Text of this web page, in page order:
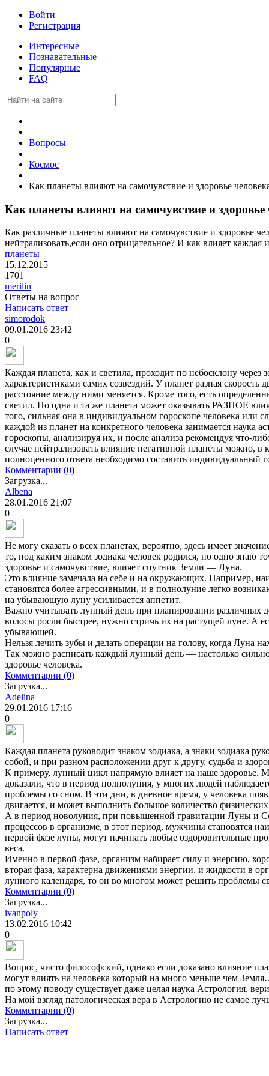
Войти
Регистрация
Интересные
Познавательные
Популярные
FAQ
Вопросы
Космос
Как планеты влияют на самочувствие и здоровье
Как планеты влияют на самочувствие и здоровье
Как различные планеты влияют на самочувствие и здоровье
нейтрализовать,если оно отрицательное? И как влияет каждая
планеты
15.12.2015
1701
merilin
Ответы на вопрос
Написать ответ
simorodok
09.01.2016 23:42
0
Каждая планета, как и светила, проходит по небосклону через
характеристиками самих созвездий. У планет разная
расстояние между ними меняется. Кроме того, есть
светил. Но одна и та же планета может оказывать РАЗНОЕ
того, сильная она в индивидуальном гороскопе человека или
каждой из планет на конкретного человека занимается наука
гороскопы, анализируя их, и после анализа рекомендуя что-
случае нейтрализовать влияние негативной планеты можно, в
полноценного ответа необходимо составить индивидуальный
Комментарии (0)
Загрузка...
Albena
28.01.2016 21:07
0
Не могу сказать о всех планетах, вероятно, здесь имеет
то, под каким знаком зодиака человек родился, но одно знаю
здоровье и самочувствие, влияет спутник Земли — Луна.
Это влияние замечала на себе и на окружающих. Например,
становятся более агрессивными, и в полнолуние легко
на убывающую луну усиливается аппетит.
Важно учитывать лунный день при планировании различных
волосы росли быстрее, нужно стричь их на растущей луне. А
убывающей.
Нельзя лечить зубы и делать операции на голову, когда Луна
Так можно расписать каждый лунный день — настолько
здоровье человека.
Комментарии (0)
Загрузка...
Adelina
29.01.2016 17:16
0
Каждая планета руководит знаком зодиака, а знаки зодиака
собой, и при разном расположении друг к другу, судьба и
К примеру, лунный цикл напрямую влияет на наше здоровье.
доказали, что в период полнолуния, у многих людей
проблемы со сном. В эти дни, в дневное время, у человека
двигается, и может выполнить большое количество
А в период новолуния, при повышенной гравитации Луны и
процессов в организме, в этот период, мужчины становятся
первой фазе луны, могут начинать любые оздоровительные
веса.
Именно в первой фазе, организм набирает силу и энергию,
вторая фаза, характерна движениями энергии, и жидкости в
лунного календаря, то он во многом может решить проблемы
Комментарии (0)
Загрузка...
ivanpoly
13.02.2016 10:42
0
Вопрос, чисто философский, однако если доказано влияние
могут влиять на человека который на много меньше чем
по этому поводу существует даже целая наука Астрология,
На мой взгляд патологическая вера в Астрологию не самое
Комментарии (0)
Загрузка...
Написать ответ